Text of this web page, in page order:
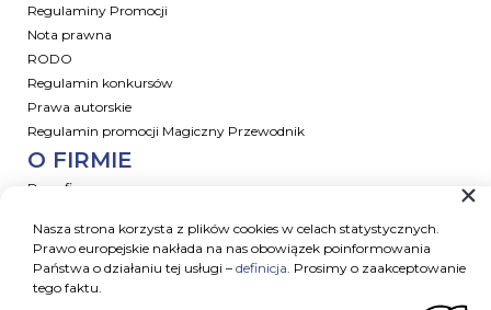
Regulaminy Promocji
Nota prawna
RODO
Regulamin konkursów
Prawa autorskie
Regulamin promocji Magiczny Przewodnik
O FIRMIE
Dane firmowe
Kariera
Skontaktuj się z nami!
grecja@magictours.pl
Nasza strona korzysta z plików cookies w celach statystycznych.
Prawo europejskie nakłada na nas obowiązek poinformowania
Państwa o działaniu tej usługi – definicja. Prosimy o zaakceptowanie
tego faktu.